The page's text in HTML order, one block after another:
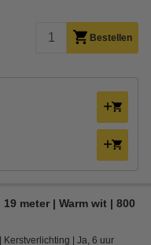
Bestellen
meter | Warm wit | 800
Kerstverlichting Ja, 6 uur